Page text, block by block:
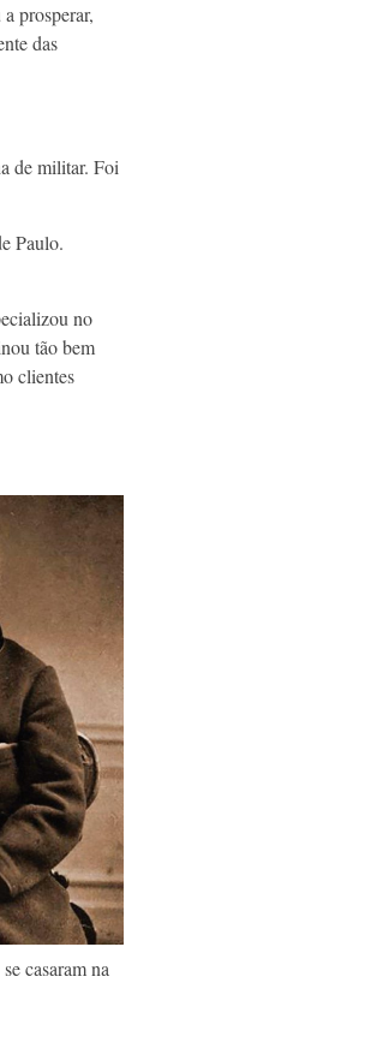
prosperar,
das
de militar. Foi
Paulo.
no
tão bem
clientes
casaram na